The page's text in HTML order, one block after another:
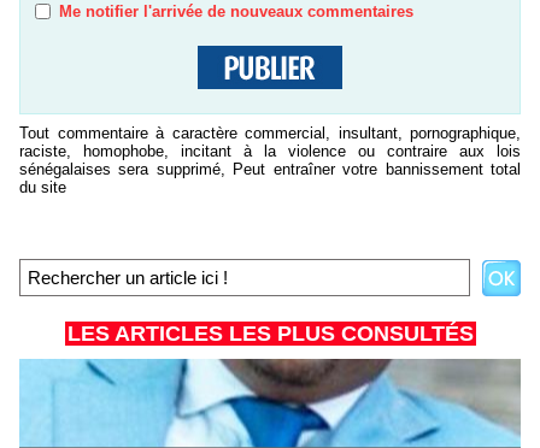
Me notifier l'arrivée de nouveaux commentaires
Tout commentaire à caractère commercial, insultant, pornographique,
raciste, homophobe, incitant à la violence ou contraire aux lois
sénégalaises sera supprimé, Peut entraîner votre bannissement total
du site
LES ARTICLES LES PLUS CONSULTÉS